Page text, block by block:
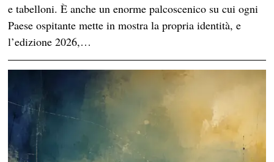
e tabelloni. È anche un enorme palcoscenico su cui ogni
Paese ospitante mette in mostra la propria identità, e
l’edizione 2026,…